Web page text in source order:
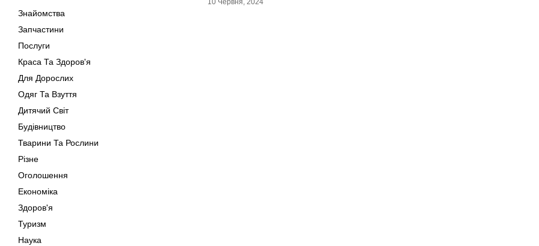
Знайомства
Запчастини
Послуги
Краса Та Здоров'я
Для Дорослих
Одяг Та Взуття
Дитячий Світ
Будівництво
Тварини Та Рослини
Різне
Оголошення
Економіка
Здоров'я
Туризм
Наука
10 Червня, 2024